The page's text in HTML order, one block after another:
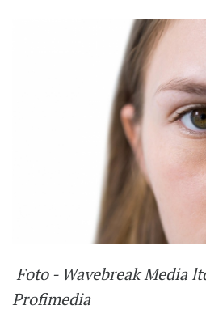
Foto - Wavebreak Media
Profimedia